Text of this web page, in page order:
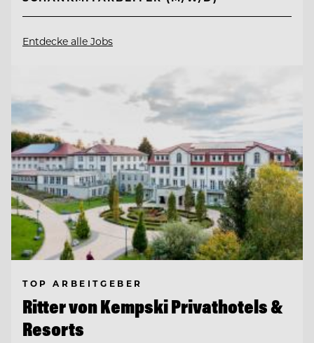
Entdecke alle Jobs
TOP ARBEITGEBER
Ritter von Kempski Privathotels &
Resorts